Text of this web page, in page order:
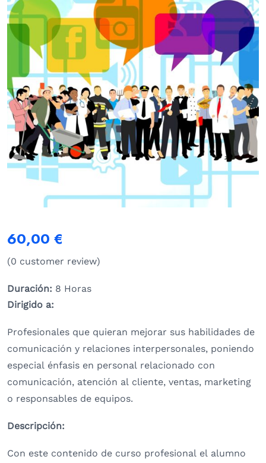
60,00 €
(0 customer review)
Duración: 8 Horas
Dirigido a:
Profesionales que quieran mejorar sus habilidades de
comunicación y relaciones interpersonales, poniendo
especial énfasis en personal relacionado con
comunicación, atención al cliente, ventas, marketing
o responsables de equipos.
Descripción:
Con este contenido de curso profesional el alumno